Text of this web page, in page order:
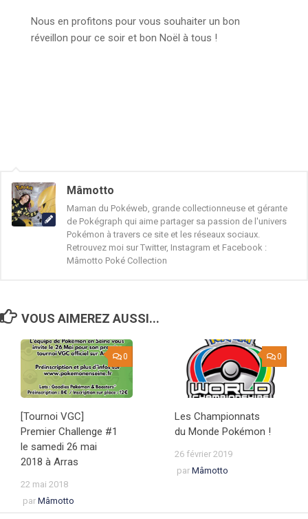
Nous en profitons pour vous souhaiter un bon
réveillon pour ce soir et bon Noël à tous !
Mâmotto
Maman du Pokéweb, grande collectionneuse et gérante
de Pokégraph qui aime partager sa passion de l'univers
Pokémon à travers ce site et les réseaux sociaux.
Retrouvez moi sur Twitter, Instagram et Facebook :
Mâmotto Poké Collection
VOUS AIMEREZ AUSSI...
0
[Tournoi VGC]
Premier Challenge #1
le samedi 26 mai
2018 à Arras
22 mai 2018
par Mâmotto
0
Les Championnats
du Monde Pokémon !
26 février 2019
par Mâmotto